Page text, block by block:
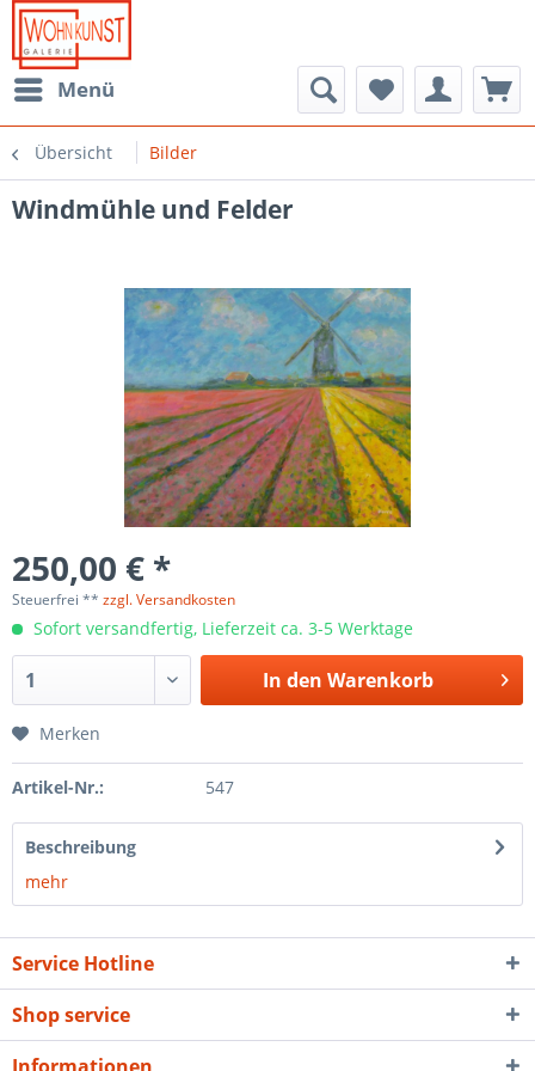
Menü
Übersicht Bilder
Windmühle und Felder
250,00 € *
Steuerfrei ** zzgl. Versandkosten
Sofort versandfertig, Lieferzeit ca. 3-5 Werktage
In den Warenkorb
Merken
Artikel-Nr.: 547
Beschreibung
mehr
Service Hotline
Shop service